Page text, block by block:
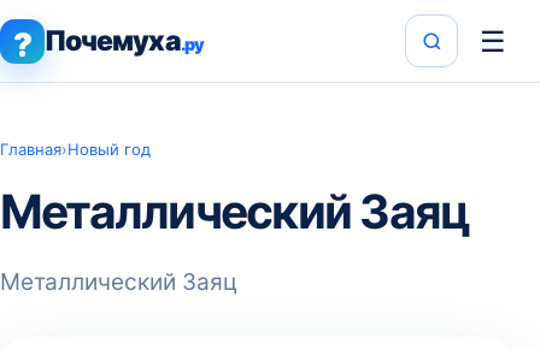
? Почемуха.ру ☰
Главная›Новый год
Металлический Заяц
Металлический Заяц